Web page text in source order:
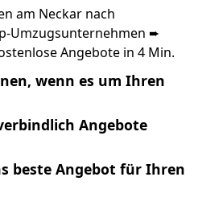
am Neckar nach
Umzugsunternehmen ➨
Angebote in 4 Min.
wenn es um Ihren
Angebote
beste Angebot für Ihren